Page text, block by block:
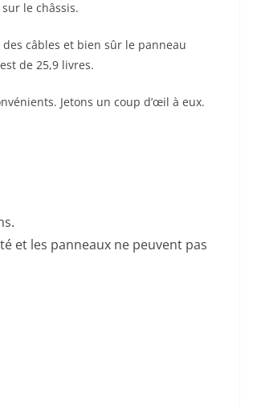
le châssis.
câbles et bien sûr le panneau
de 25,9 livres.
Jetons un coup d’œil à eux.
et les panneaux ne peuvent pas